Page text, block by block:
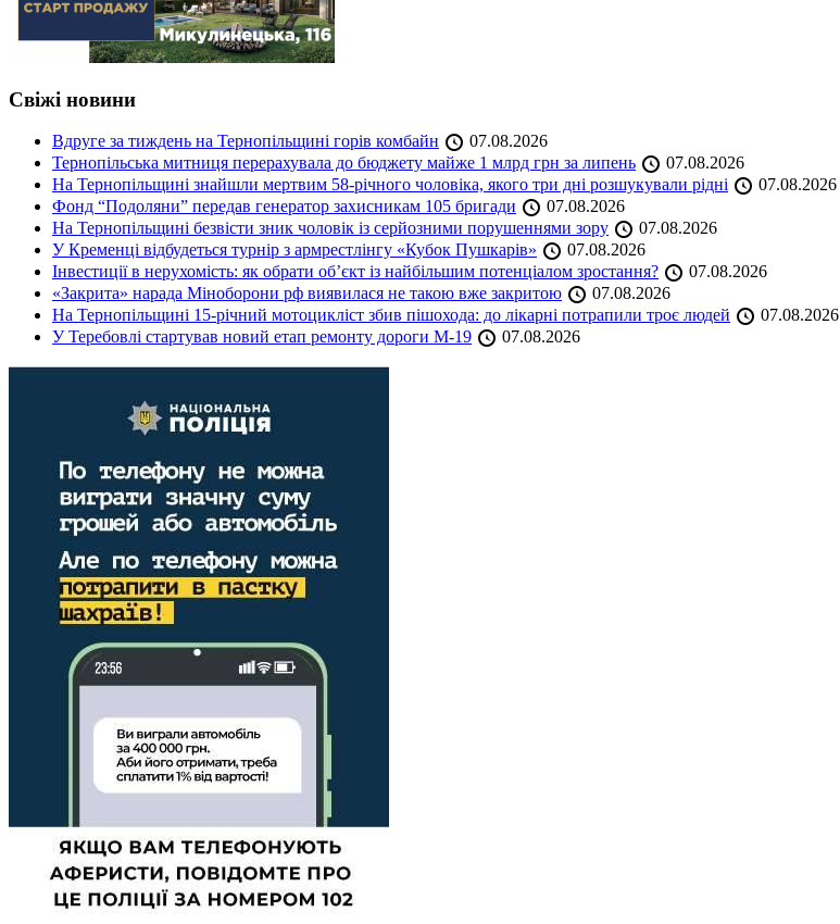
Свіжі новини
Вдруге за тиждень на Тернопільщині горів комбайн
07.08.2026
Тернопільська митниця перерахувала до бюджету майже 1 млрд грн за липень
07.08.2026
На Тернопільщині знайшли мертвим 58-річного чоловіка, якого три дні розшукували рідні
07.08.2026
Фонд “Подоляни” передав генератор захисникам 105 бригади
07.08.2026
На Тернопільщині безвісти зник чоловік із серйозними порушеннями зору
07.08.2026
У Кременці відбудеться турнір з армрестлінгу «Кубок Пушкарів»
07.08.2026
Інвестиції в нерухомість: як обрати об’єкт із найбільшим потенціалом зростання?
07.08.2026
«Закрита» нарада Міноборони рф виявилася не такою вже закритою
07.08.2026
На Тернопільщині 15-річний мотоцикліст збив пішохода: до лікарні потрапили троє людей
07.08.2026
У Теребовлі стартував новий етап ремонту дороги М-19
07.08.2026